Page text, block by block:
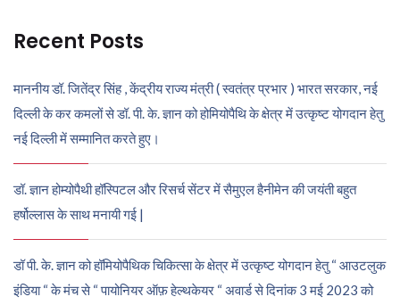
Recent Posts
माननीय डॉ. जितेंद्र सिंह , केंद्रीय राज्य मंत्री ( स्वतंत्र प्रभार ) भारत सरकार, नई
दिल्ली के कर कमलों से डॉ. पी. के. ज्ञान को होमियोपैथि के क्षेत्र में उत्कृष्ट योगदान हेतु
नई दिल्ली में सम्मानित करते हुए।
डॉ. ज्ञान होम्योपैथी हॉस्पिटल और रिसर्च सेंटर में सैमुएल हैनीमेन की जयंती बहुत
हर्षोल्लास के साथ मनायी गई |
डॉ पी. के. ज्ञान को हॉमियोपैथिक चिकित्सा के क्षेत्र में उत्कृष्ट योगदान हेतु “ आउटलुक
इंडिया “ के मंच से “ पायोनियर ऑफ़ हेल्थकेयर “ अवार्ड से दिनांक 3 मई 2023 को